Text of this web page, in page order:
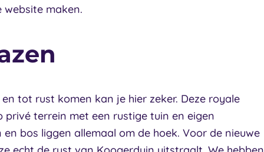
website maken.
tot rust komen kan je hier zeker. Deze royale
terrein met een rustige tuin en eigen
bos liggen allemaal om de hoek. Voor de nieuwe